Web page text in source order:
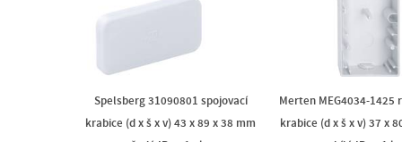
Spelsberg 31090801 spojovací
krabice (d x š x v) 43 x 89 x 38 mm
Merten MEG4034-1425
krabice (d x š x v) 37 x